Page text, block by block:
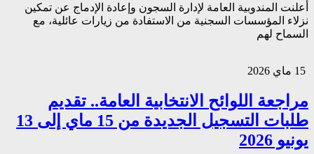
أعلنت المندوبية العامة لإدارة السجون وإعادة الإدماج عن تمكين
نزلاء المؤسسات السجنية من الاستفادة من زيارات عائلية، مع
السماح لهم
مراجعة اللوائح الانتخابية العامة.. تقديم
طلبات التسجيل الجديدة من 15 ماي إلى 13
يونيو 2026